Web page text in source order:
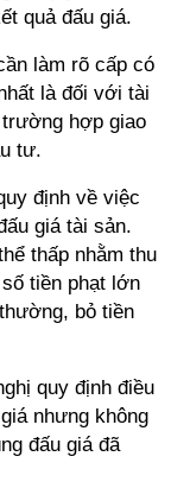
quả đấu giá.
làm rõ cấp có
là đối với tài
hợp giao
tư.
định về việc
giá tài sản.
thấp nhằm thu
tiền phạt lớn
bỏ tiền
quy định điều
nhưng không
đấu giá đã